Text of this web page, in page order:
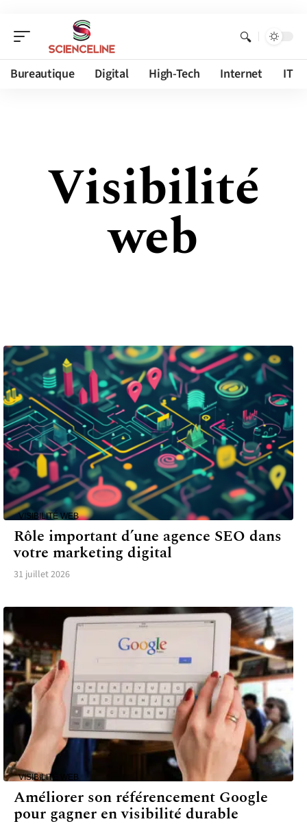
Bureautique Digital High-Tech Internet IT
Visibilité
web
VISIBILITÉ WEB
Rôle important d’une agence SEO dans
votre marketing digital
31 juillet 2026
VISIBILITÉ WEB
Améliorer son référencement Google
pour gagner en visibilité durable